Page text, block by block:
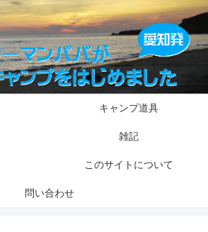
キャンプ道具
雑記
このサイトについて
問い合わせ